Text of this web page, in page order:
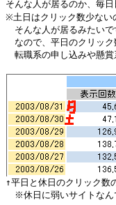
そんな人が居るのか、毎
※土日はクリック数少ない
そんな人が居るみたいで
なので、平日のクリック
転職系の申し込みや懸賞
※休日に弱いサイトなん